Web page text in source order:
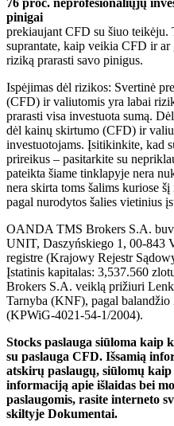
pinigai
prekiaujant CFD su šiuo teikėju.
suprantate, kaip veikia CFD ir
riziką prarasti savo pinigus.
Ispėjimas dėl rizikos: Svertinė
(CFD) ir valiutomis yra labai
prarasti visa investuota sumą.
dėl kainų skirtumo (CFD) ir
investuotojams. Įsitikinkite, kad
prireikus – pasitarkite su
pateikta šiame tinklapyje nera
nera skirta toms šalims kuriose
pagal nurodytos šalies vietinius
OANDA TMS Brokers S.A.
UNIT, Daszyńskiego 1, 00-843
registre (Krajowy Rejestr
Įstatinis kapitalas: 3,537.560
Brokers S.A. veiklą prižiuri
Tarnyba (KNF), pagal balandžio
(KPWiG-4021-54-1/2004).
Stocks paslauga siūloma
su paslauga CFD. Išsamią
atskirų paslaugų, siūlomų
informaciją apie išlaidas bei
paslaugomis, rasite interneto
skiltyje Dokumentai.